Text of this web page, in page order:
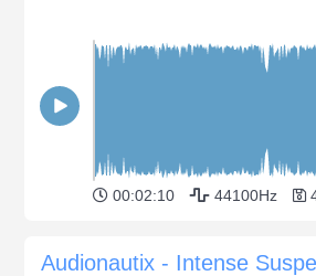
00:02:10 44100Hz
Audionautix - Intense